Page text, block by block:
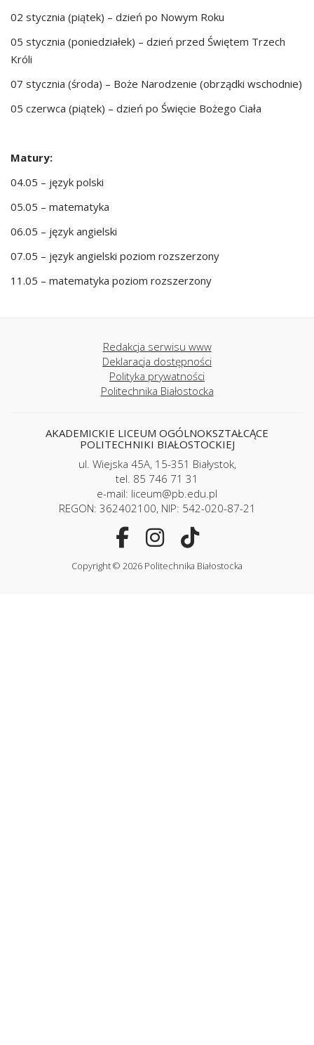
02 stycznia (piątek) – dzień po Nowym Roku
05 stycznia (poniedziałek) – dzień przed Świętem Trzech
Króli
07 stycznia (środa) – Boże Narodzenie (obrządki wschodnie)
05 czerwca (piątek) – dzień po Święcie Bożego Ciała
Matury:
04.05 – język polski
05.05 – matematyka
06.05 – język angielski
07.05 – język angielski poziom rozszerzony
11.05 – matematyka poziom rozszerzony
Redakcja serwisu www
Deklaracja dostępności
Polityka prywatności
Politechnika Białostocka
AKADEMICKIE LICEUM OGÓLNOKSZTAŁCĄCE
POLITECHNIKI BIAŁOSTOCKIEJ
ul. Wiejska 45A, 15-351 Białystok,
tel. 85 746 71 31
e-mail: liceum@pb.edu.pl
REGON: 362402100, NIP: 542-020-87-21
Copyright © 2026 Politechnika Białostocka